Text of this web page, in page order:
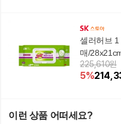
셀러허브
매/
225,610원
5%
이런 상품 어떠세요?